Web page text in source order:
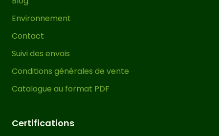
de substances nocives telles que le
chrome et l’arsenic. Ce processus
protège et renforce la durabilité du
bois contre l’humidité, les insectes et
divers facteurs environnementaux,
éliminant ainsi la nécessité d’appliquer
prochaines années.
Environnement
Contact
Suivi des envois
Conditions générales de vente
Catalogue au format PDF
Certifications